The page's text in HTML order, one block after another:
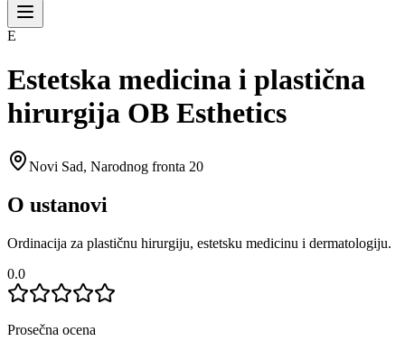
E
Estetska medicina i plastična
hirurgija OB Esthetics
Novi Sad, Narodnog fronta 20
O ustanovi
Ordinacija za plastičnu hirurgiju, estetsku medicinu i dermatologiju.
0.0
Prosečna ocena